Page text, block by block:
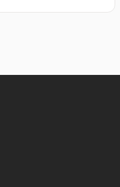
有存在的價值。 [未來